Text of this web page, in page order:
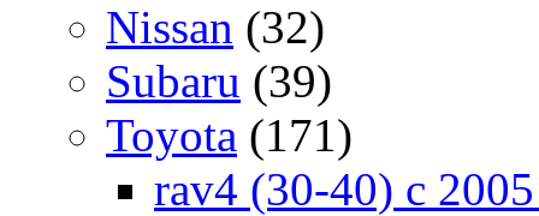
Nissan (32)
Subaru (39)
Toyota (171)
rav4 (30-40) c